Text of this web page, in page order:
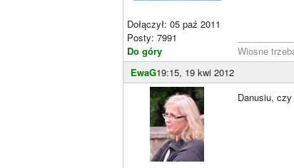
Dołączył: 05 paź 2011
Posty: 7991
Do góry
Wiosne
EwaG19:15, 19 kwi 2012
Danusiu,